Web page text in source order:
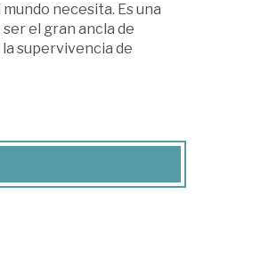
necesita. Es una
el gran ancla de
supervivencia de